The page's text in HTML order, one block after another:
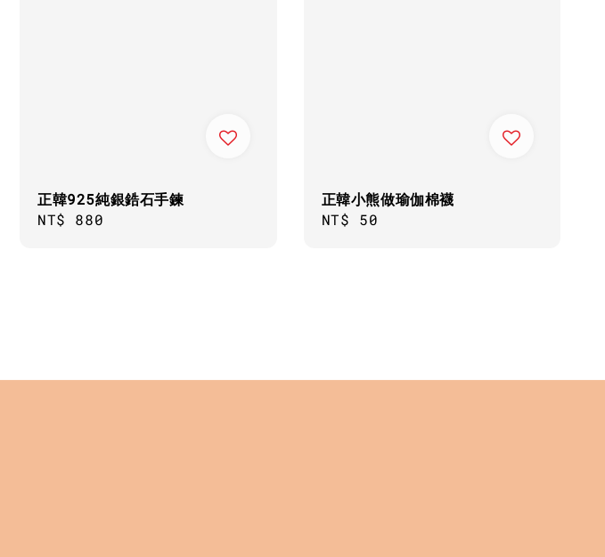
正韓925純銀鋯石手鍊
Regular
NT$ 880
正韓小熊做瑜伽棉襪
Regular
NT$ 50